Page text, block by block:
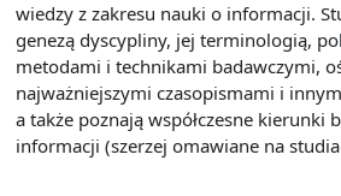
wiedzy z zakresu nauki o informacji.
genezą dyscypliny, jej terminologią,
metodami i technikami badawczymi,
najważniejszymi czasopismami i
a także poznają współczesne kierunki
informacji (szerzej omawiane na